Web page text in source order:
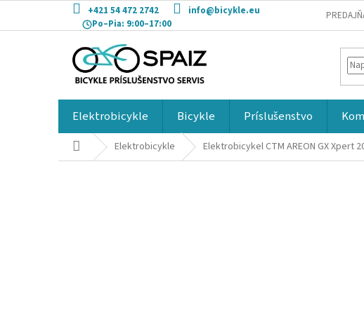
obsah
+421 54 472 2742
info@bicykle.eu
Po–Pia: 9:00–17:00
Elektrobicykle Bicykle Príslušenstvo
DomovElektrobicykle Elektrobicykel CTM AREON GX Xpert